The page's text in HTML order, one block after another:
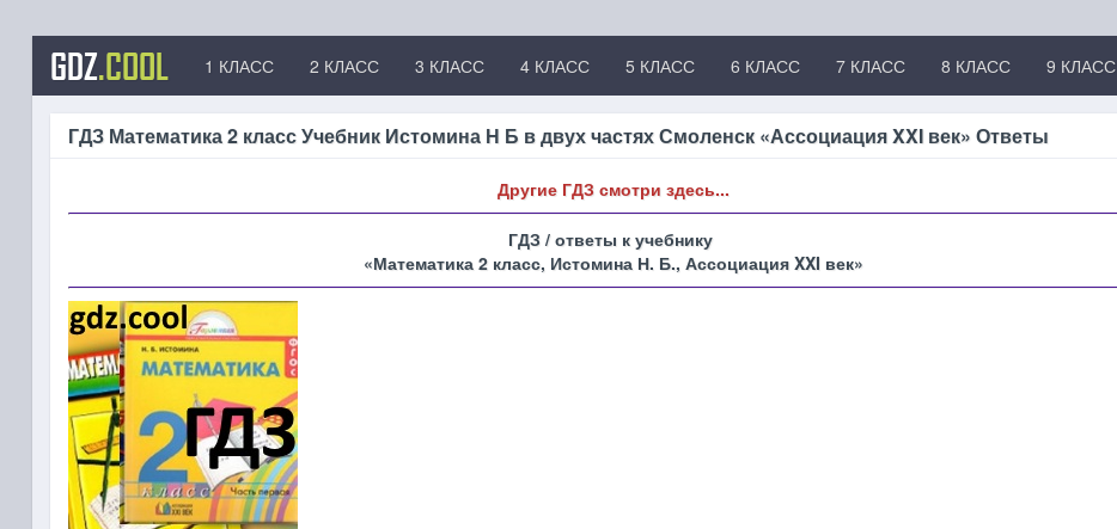
GDZ.COOL 1 КЛАСС 2 КЛАСС 3 КЛАСС 4 КЛАСС 5 КЛАСС 6 КЛАСС 7 КЛАСС 8 КЛАСС 9 КЛАСС
ГДЗ Математика 2 класс Учебник Истомина Н Б в двух частях Смоленск «Ассоциация XXI век» Ответы
Другие ГДЗ смотри здесь...
ГДЗ / ответы к учебнику
«Математика 2 класс, Истомина Н. Б., Ассоциация XXI век»